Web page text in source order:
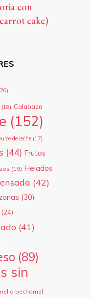
con
cake)
(18) Calabaza
(152)
de leche(17)
(44) Frutos
(19) Helados
(42)
(30)
(24)
(41)
(89)
sin
o bechamel